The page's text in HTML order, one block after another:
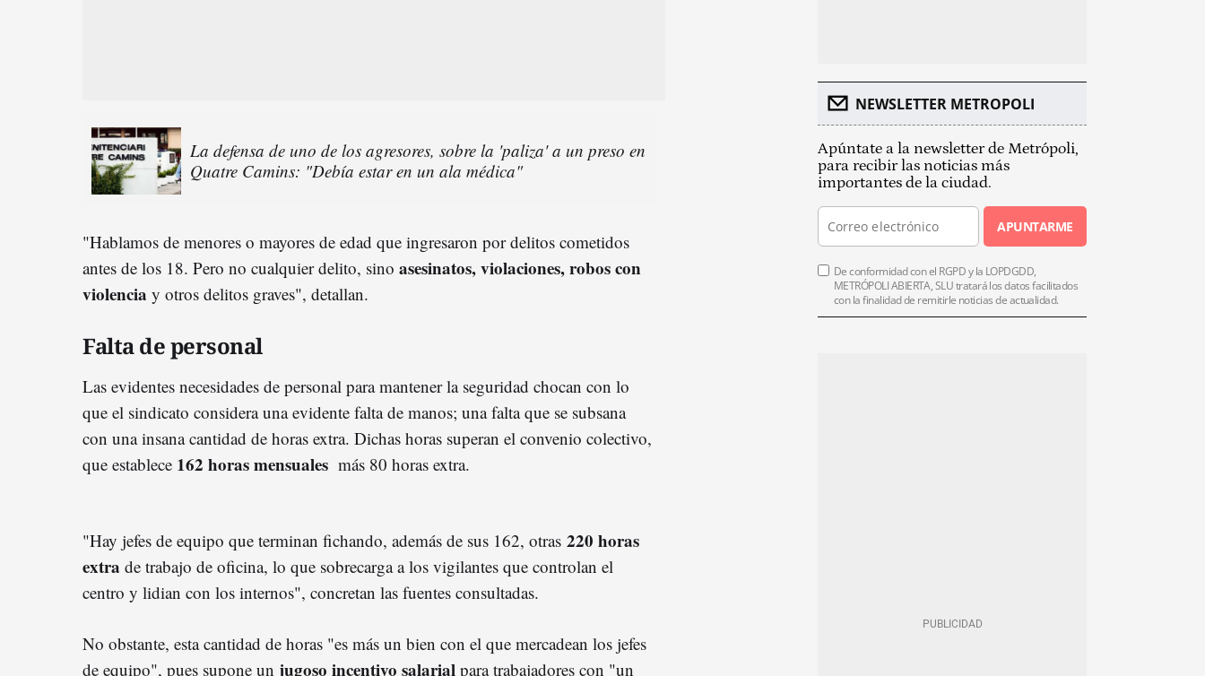
La defensa de uno de los agresores, sobre la 'paliza' a un preso en
Quatre Camins: "Debía estar en un ala médica"
"Hablamos de menores o mayores de edad que ingresaron por delitos cometidos
antes de los 18. Pero no cualquier delito, sino asesinatos, violaciones, robos con
violencia y otros delitos graves", detallan.
Falta de personal
Las evidentes necesidades de personal para mantener la seguridad chocan con lo
que el sindicato considera una evidente falta de manos; una falta que se subsana
con una insana cantidad de horas extra. Dichas horas superan el convenio colectivo,
que establece 162 horas mensuales más 80 horas extra.
"Hay jefes de equipo que terminan fichando, además de sus 162, otras 220 horas
extra de trabajo de oficina, lo que sobrecarga a los vigilantes que controlan el
centro y lidian con los internos", concretan las fuentes consultadas.
No obstante, esta cantidad de horas "es más un bien con el que mercadean los jefes
de equipo", pues supone un jugoso incentivo salarial para trabajadores con "un
NEWSLETTER METROPOLI
Apúntate a la newsletter de Metrópoli,
para recibir las noticias más
importantes de la ciudad.
APUNTARME
De conformidad con el RGPD y la LOPDGDD,
METRÓPOLI ABIERTA, SLU tratará los datos facilitados
con la finalidad de remitirle noticias de actualidad.